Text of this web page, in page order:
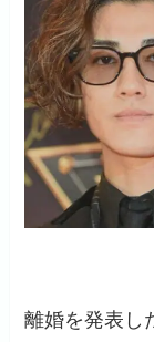
離婚を発表し